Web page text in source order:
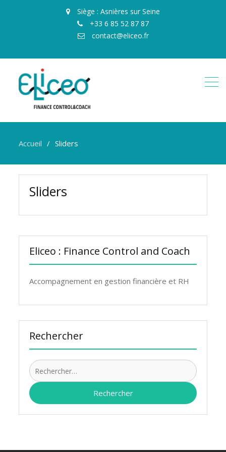
Siège : Asnières sur Seine
+33 6 85 52 87 87
contact@eliceo.fr
Accueil Sliders
Sliders
Eliceo : Finance Control and Coach
Accompagnement en gestion financière et RH
Rechercher